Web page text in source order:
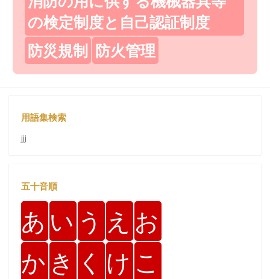
の検定制度と自己認証制度
防災規制 防火管理
用語集検索
jjj
五十音順
あ い う え お
か き く け こ